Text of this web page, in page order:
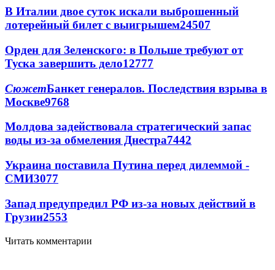
В Италии двое суток искали выброшенный
лотерейный билет с выигрышем24507
Орден для Зеленского: в Польше требуют от
Туска завершить дело12777
СюжетБанкет генералов. Последствия взрыва в
Москве9768
Молдова задействовала стратегический запас
воды из-за обмеления Днестра7442
Украина поставила Путина перед дилеммой -
СМИ3077
Запад предупредил РФ из-за новых действий в
Грузии2553
Читать комментарии